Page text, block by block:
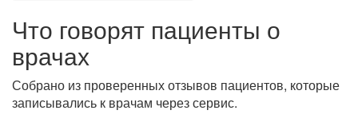
Что говорят пациенты о
врачах
Собрано из проверенных отзывов пациентов, которые
записывались к врачам через сервис.